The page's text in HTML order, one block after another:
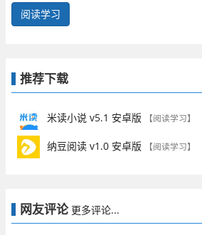
阅读学习
推荐下载
米读小说 v5.1 安卓版 【阅读学习】
纳豆阅读 v1.0 安卓版 【阅读学习】
网友评论 更多评论...